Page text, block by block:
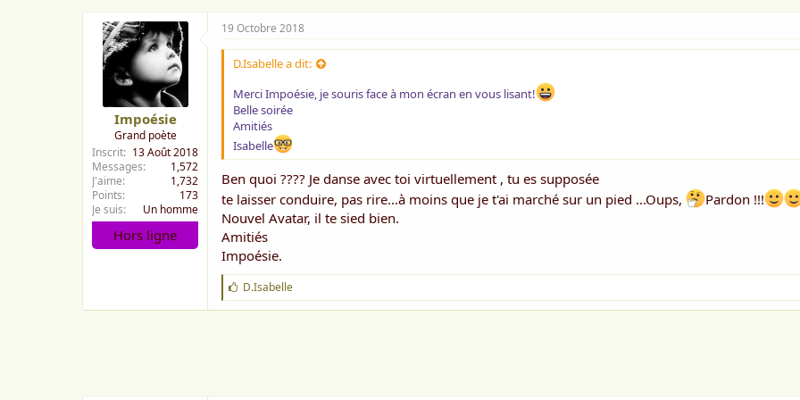
Je ne tournerai pas la rue sans me tordre la cheville
Et finir ma route sur un brancard les pieds en l'air
Le rêve arrive doucement à sa fin
Pour danser le tango argentin
D Isabelle
Impoésie
Grand poète
Inscrit
13 Août 2018
Messages
1,572
J'aime
1,732
Points
173
Je suis
Un homme
Hors ligne
19 Octobre 2018
D.Isabelle a dit:
Merci Impoésie, je souris face à mon écran en vous lisant!
Belle soirée
Amitiés
Isabelle
Ben quoi ???? Je danse avec toi virtuellement , tu es supposée
te laisser conduire, pas rire...à moins que je t'ai marché sur un pied ...Oups,
Pardon !!!
Nouvel Avatar, il te sied bien.
Amitiés
Impoésie.
J
'
a
D.Isabelle